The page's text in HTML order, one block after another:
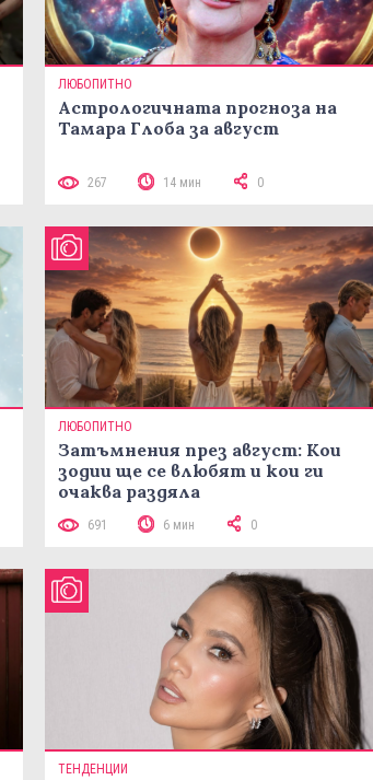
ЛЮБОПИТНО
Астрологичната прогноза на
Тамара Глоба за август
267 14 мин 0
ЛЮБОПИТНО
Затъмнения през август: Кои
зодии ще се влюбят и кои ги
очаква раздяла
691 6 мин 0
ТЕНДЕНЦИИ